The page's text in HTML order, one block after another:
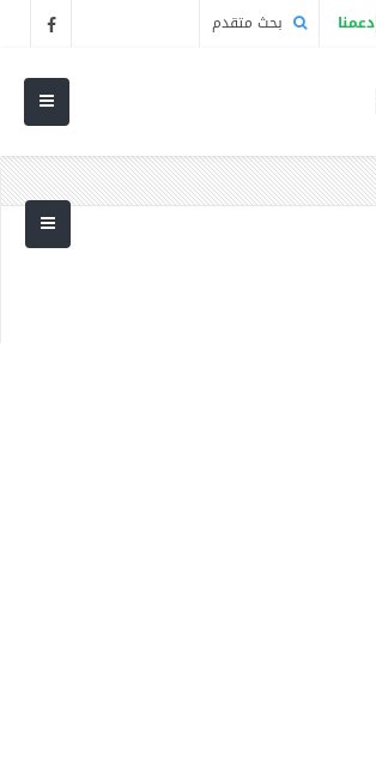
بحث متقدم